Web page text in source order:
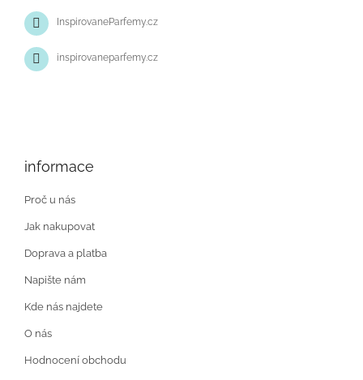
InspirovaneParfemy.cz
inspirovaneparfemy.cz
informace
Proč u nás
Jak nakupovat
Doprava a platba
Napište nám
Kde nás najdete
O nás
Hodnocení obchodu